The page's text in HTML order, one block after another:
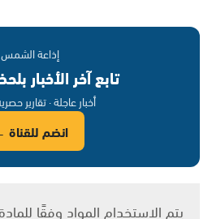
إذاعة الشمس
تابع آخر الأخبار
أخبار عاجلة · تقارير
انضم للقناة